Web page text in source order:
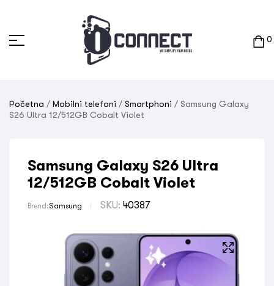
0
Početna / Mobilni telefoni / Smartphoni / Samsung Galaxy
S26 Ultra 12/512GB Cobalt Violet
Samsung Galaxy S26 Ultra
12/512GB Cobalt Violet
Brend:Samsung SKU: 40387